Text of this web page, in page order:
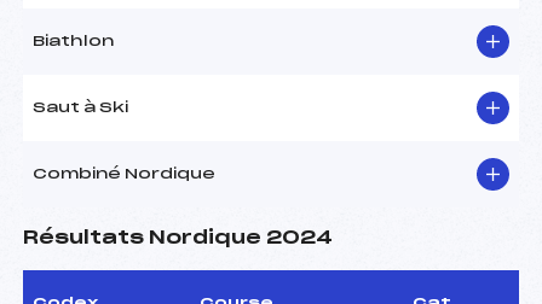
Biathlon
Saut à Ski
Combiné Nordique
Résultats Nordique 2024